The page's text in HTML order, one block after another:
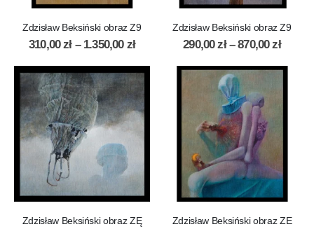
Zdzisław Beksiński obraz Z9
310,00zł – 1.350,00 zł
Zdzisław Beksiński obraz Z9
290,00zł – 870,00zł
Zdzisław Beksiński obraz ZĘ Zdzisław Beksiński obraz ZE